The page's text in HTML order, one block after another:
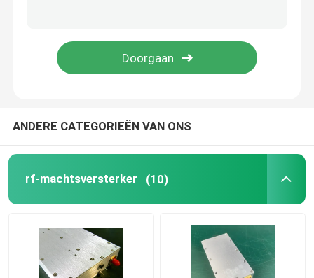
rf-de module van de machtsversterker
ANDERE CATEGORIEËN VAN ONS
rf-machtsversterker (10)